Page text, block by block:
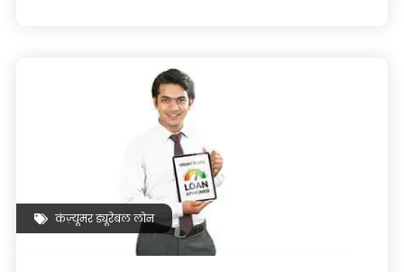
कंज़्यूमर ड्यूरेबल लोन